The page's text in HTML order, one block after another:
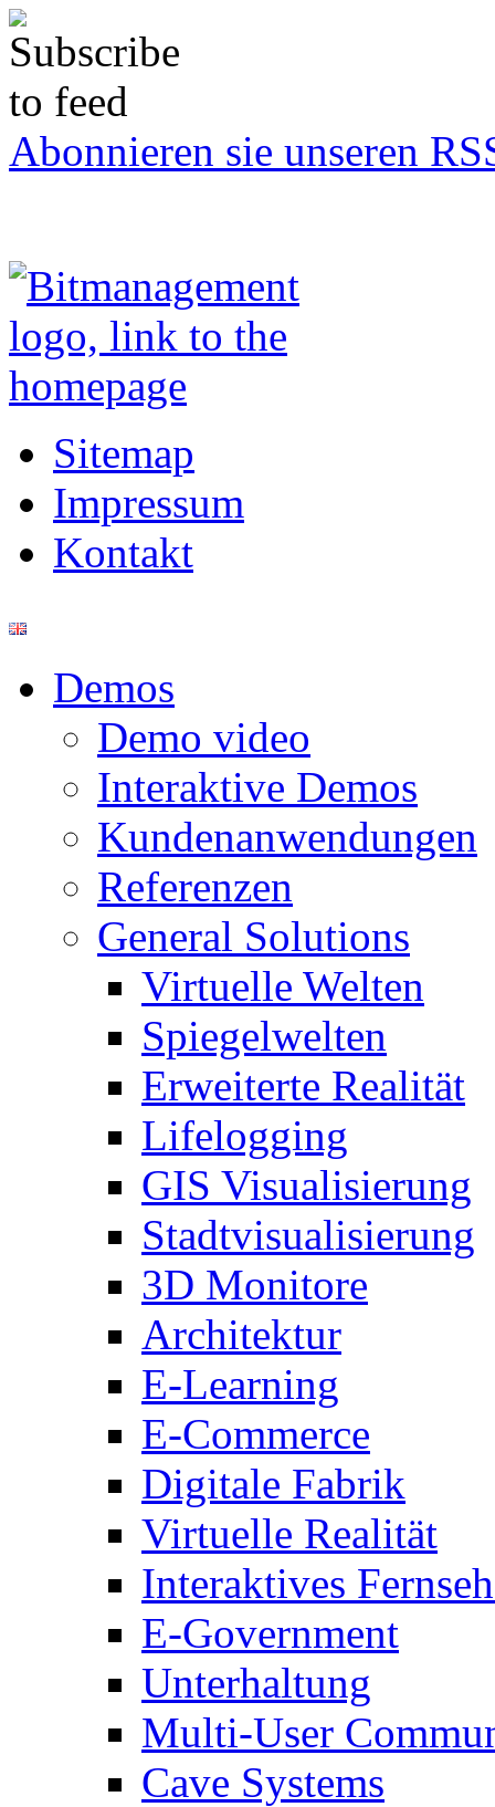
Abonnieren sie unseren
Sitemap
Impressum
Kontakt
Demos
Demo video
Interaktive Demos
Kundenanwendungen
Referenzen
General Solutions
Virtuelle Welten
Spiegelwelten
Erweiterte Realität
Lifelogging
GIS Visualisierung
Stadtvisualisierung
3D Monitore
Architektur
E-Learning
E-Commerce
Digitale Fabrik
Virtuelle Realität
Interaktives
E-Government
Unterhaltung
Multi-User
Cave Systems